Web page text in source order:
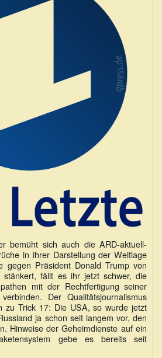
bemüht sich auch die ARD-aktuell-
in ihrer Darstellung der Weltlage
gegen Präsident Donald Trump von
stänkert, fällt es ihr jetzt schwer, die
mit der Rechtfertigung seiner
Der Qualitätsjournalismus
zu Trick 17: Die USA, so wurde jetzt
ja schon seit langem vor, den
Hinweise der Geheimdienste auf ein
gebe es bereits seit